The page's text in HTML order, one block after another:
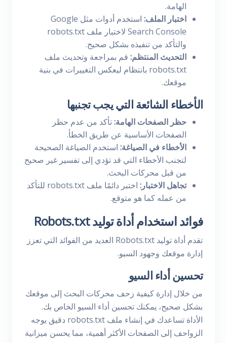
الهامة.
اختبار الملف:
استخدم أدوات مثل Google
Search Console لاختبار ملف robots.txt
والتأكد من تنفيذه بشكل صحيح.
التحديث المنتظم: قم بمراجعة وتحديث ملف
robots.txt بانتظام ليعكس التغييرات في بنية
موقعك.
الأخطاء الشائعة التي يجب تجنبها
حظر الصفحات الهامة:تأكد من عدم حظر
الصفحات الأساسية عن طريق الخطأ.
الأخطاء في الصياغة: استخدم الصياغة الصحيحة
لتجنب الأخطاء التي قد تؤدي إلى تفسير غير صحيح
من قبل محركات البحث.
تجاهل الاختبار:
اختبر دائمًا ملف robots.txt للتأكد
من عمله كما هو متوقع.
فوائد استخدام أداة توليد Robots.txt
تقدم أداة توليد Robots.txt العديد من الفوائد التي تعزز
إدارة موقعك وجهود السيو.
تحسين أداء السيو
من خلال إدارة كيفية زحف محركات البحث إلى موقعك
بشكل صحيح، يمكنك تحسين أداء السيو الخاص بك.
الأداة تساعدك في إنشاء ملف robots.txt دقيق يوجه
الزواحف إلى الصفحات الأكثر أهمية، مما يحسن ميزانية